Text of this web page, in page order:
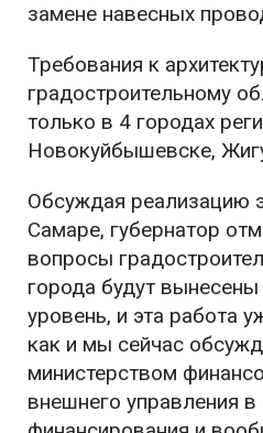
замене навесных
Требования к
градостроительному
только в 4 городах
Новокуйбышевске,
Обсуждая реализацию
Самаре, губернатор
вопросы
города будут
уровень, и эта работа
как и мы сейчас
министерством
внешнего управления в